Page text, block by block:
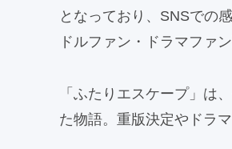
となっており、SNSでの
ドルファン・ドラマファ
「ふたりエスケープ」は
た物語。重版決定やドラ